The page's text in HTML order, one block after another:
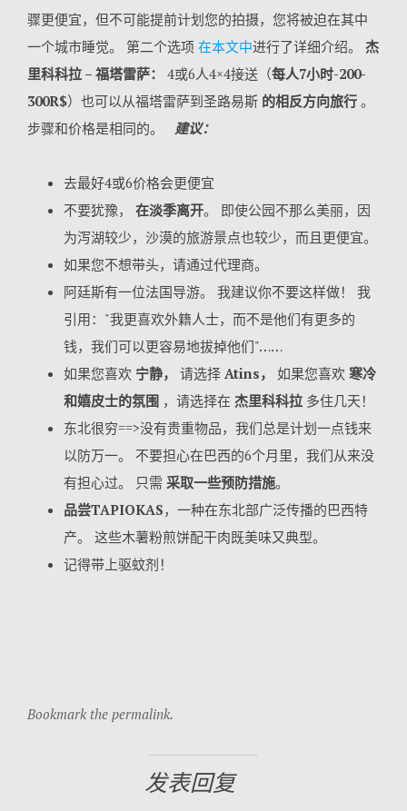
骤更便宜，但不可能提前计划您的拍摄，您将被迫在其中
一个城市睡觉。 第二个选项 在本文中进行了详细介绍。 杰
里科科拉 – 福塔雷萨：
4或6人4×4接送（每人7小时-200-
300R$）也可以从福塔雷萨到圣路易斯 的相反方向旅行。
步骤和价格是相同的。 建议：
去最好4或6价格会更便宜
不要犹豫，
在淡季离开。 即使公园不那么美丽，因
为泻湖较少，沙漠的旅游景点也较少，而且更便宜。
如果您不想带头，请通过代理商。
阿廷斯有一位法国导游。 我建议你不要这样做！ 我
引用："我更喜欢外籍人士，而不是他们有更多的
钱，我们可以更容易地拔掉他们"……
如果您喜欢 宁静， 请选择 Atins， 如果您喜欢 寒冷
和嬉皮士的氛围，请选择在 杰里科科拉多住几天！
东北很穷==>没有贵重物品，我们总是计划一点钱来
以防万一。 不要担心在巴西的6个月里，我们从来没
有担心过。 只需 采取一些预防措施。
品尝TAPIOKAS，一种在东北部广泛传播的巴西特
产。 这些木薯粉煎饼配干肉既美味又典型。
记得带上驱蚊剂！
Bookmark the permalink.
发表回复